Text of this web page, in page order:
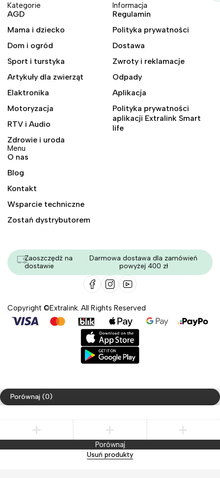
Kategorie
AGD
Mama i dziecko
Dom i ogród
Sport i turstyka
Artykuły dla zwierząt
Elaktronika
Motoryzacja
RTV i Audio
Zdrowie i uroda
Informacja
Regulamin
Polityka prywatności
Dostawa
Zwroty i reklamacje
Odpady
Aplikacja
Polityka prywatności
aplikacji Extralink Smart
life
Menu
O nas
Blog
Kontakt
Wsparcie techniczne
Zostań dystrybutorem
Zaoszczędź na
dostawie
Darmowa dostawa dla zamówień
powyżej 400 zł
Copyright ©Extralink. All Rights Reserved
Porównaj (0)
Porównaj
Usuń produkty